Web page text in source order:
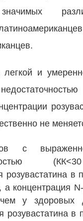
и
не
с
розувастатина в
концентрация
у здоровых
розувастатина в